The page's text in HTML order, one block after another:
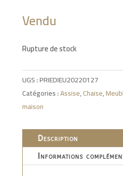
Vendu
Rupture de stock
UGS :PRIEDIEU20220127
Catégories :Assise,Chaise,
maison
Description
Informations